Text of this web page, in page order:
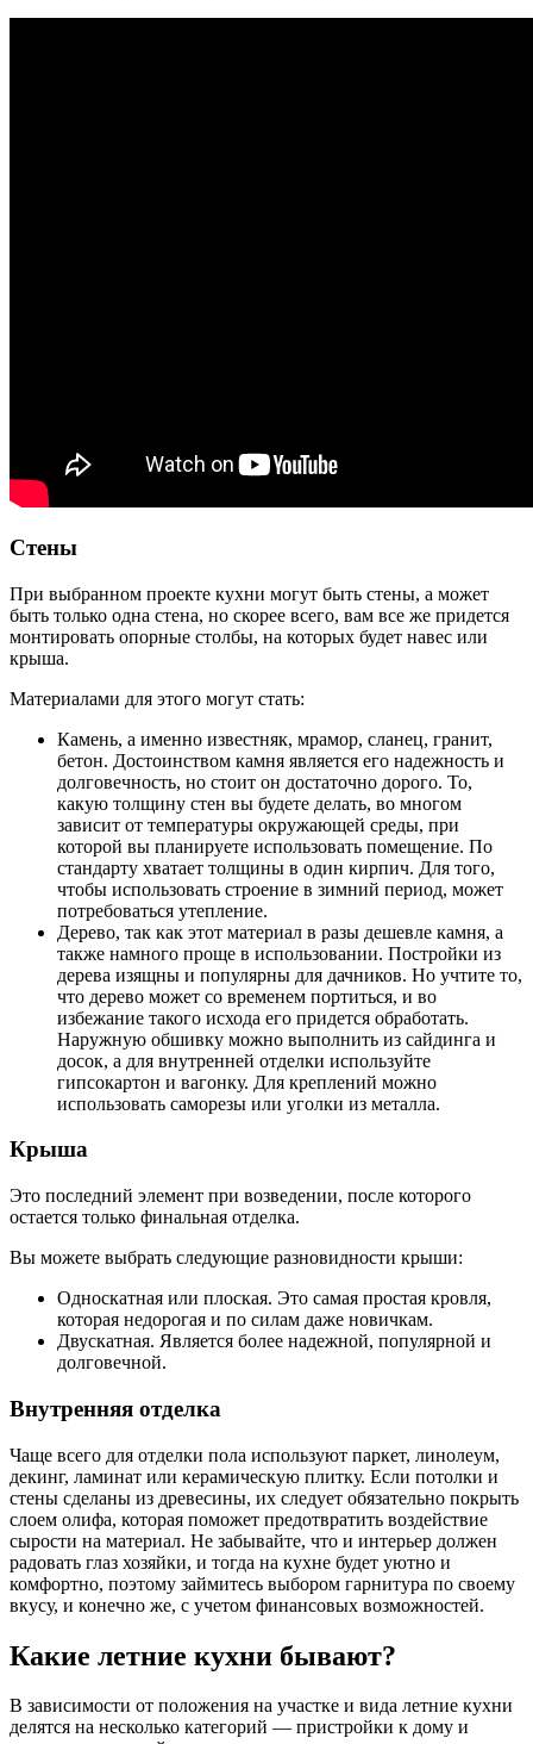
Стены
При выбранном проекте кухни могут быть стены, а может
быть только одна стена, но скорее всего, вам все же придется
монтировать опорные столбы, на которых будет навес или
крыша.
Материалами для этого могут стать:
Камень, а именно известняк, мрамор, сланец, гранит,
бетон. Достоинством камня является его надежность и
долговечность, но стоит он достаточно дорого. То,
какую толщину стен вы будете делать, во многом
зависит от температуры окружающей среды, при
которой вы планируете использовать помещение. По
стандарту хватает толщины в один кирпич. Для того,
чтобы использовать строение в зимний период, может
потребоваться утепление.
Дерево, так как этот материал в разы дешевле камня, а
также намного проще в использовании. Постройки из
дерева изящны и популярны для дачников. Но учтите то,
что дерево может со временем портиться, и во
избежание такого исхода его придется обработать.
Наружную обшивку можно выполнить из сайдинга и
досок, а для внутренней отделки используйте
гипсокартон и вагонку. Для креплений можно
использовать саморезы или уголки из металла.
Крыша
Это последний элемент при возведении, после которого
остается только финальная отделка.
Вы можете выбрать следующие разновидности крыши:
Односкатная или плоская. Это самая простая кровля,
которая недорогая и по силам даже новичкам.
Двускатная. Является более надежной, популярной и
долговечной.
Внутренняя отделка
Чаще всего для отделки пола используют паркет, линолеум,
декинг, ламинат или керамическую плитку. Если потолки и
стены сделаны из древесины, их следует обязательно покрыть
слоем олифа, которая поможет предотвратить воздействие
сырости на материал. Не забывайте, что и интерьер должен
радовать глаз хозяйки, и тогда на кухне будет уютно и
комфортно, поэтому займитесь выбором гарнитура по своему
вкусу, и конечно же, с учетом финансовых возможностей.
Какие летние кухни бывают?
В зависимости от положения на участке и вида летние кухни
делятся на несколько категорий — пристройки к дому и